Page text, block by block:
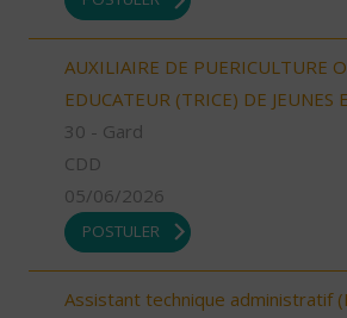
AUXILIAIRE DE PUERICULTURE
EDUCATEUR (TRICE) DE JEUNES
30 - Gard
CDD
05/06/2026
POSTULER
Assistant technique administratif